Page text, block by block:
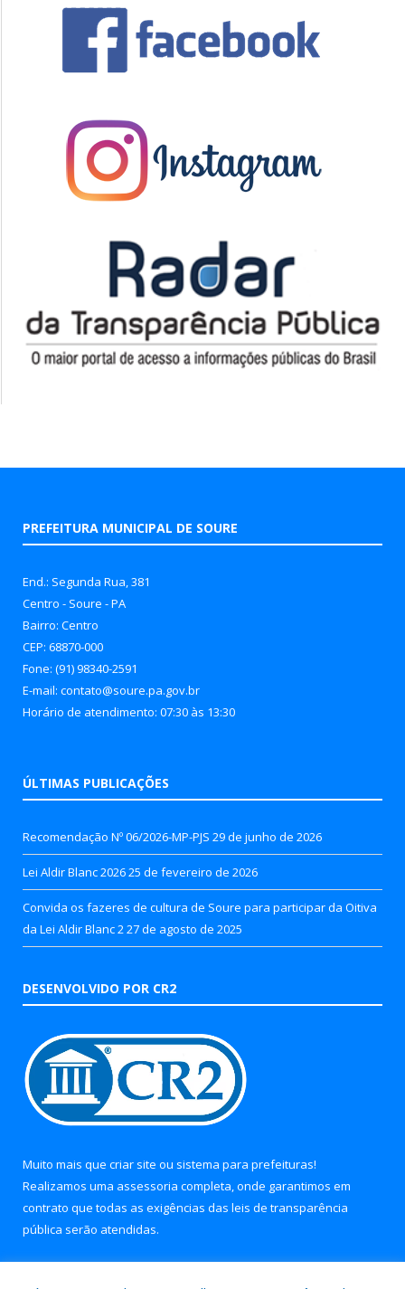
PREFEITURA MUNICIPAL DE SOURE
End.: Segunda Rua, 381
Centro - Soure - PA
Bairro: Centro
CEP: 68870-000
Fone: (91) 98340-2591
E-mail: contato@soure.pa.gov.br
Horário de atendimento: 07:30 às 13:30
ÚLTIMAS PUBLICAÇÕES
Recomendação Nº 06/2026-MP-PJS 29 de junho de 2026
Lei Aldir Blanc 202625 de fevereiro de 2026
Convida os fazeres de cultura de Soure para participar da Oitiva
da Lei Aldir Blanc 2 27 de agosto de 2025
DESENVOLVIDO POR CR2
Muito mais que criar site ou sistema para prefeituras!
Realizamos uma assessoria completa, onde garantimos em
contrato que todas as exigências das leis de transparência
pública serão atendidas.